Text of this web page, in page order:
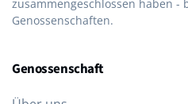
zusammen­geschlossen haben -
Genossenschaften.
Genossenschaft